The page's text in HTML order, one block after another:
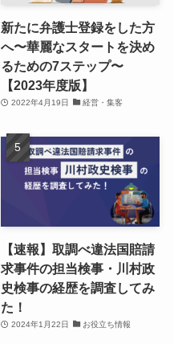
新たに弁護士登録をした方
へ〜華麗なスタートを決め
るための7ステップ〜
【2023年度版】
2022年4月19日 経営・集客
【速報】取調べ違法国賠請
求事件の担当検事・川村政
史検事の経歴を調査してみ
た！
2024年1月22日 お役立ち情報